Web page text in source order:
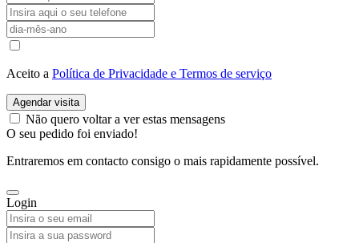
Aceito a Política de Privacidade e Termos de serviço
Agendar visita
Não quero voltar a ver estas mensagens
O seu pedido foi enviado!
Entraremos em contacto consigo o mais rapidamente possível.
Login